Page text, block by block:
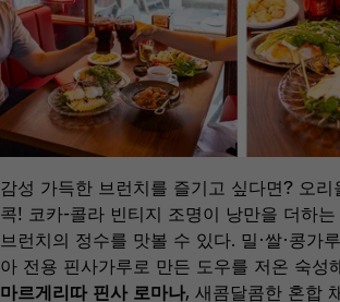
감성 가득한 브런치를 즐기고 싶다면? 오리
콕! 코카-콜라 빈티지 조명이 낭만을 더하
브런치의 정수를 맛볼 수 있다. 밀∙쌀∙콩가
아 전용 핀사가루로 만든 도우를 저온 숙성
마르게리따 핀사 로마나, 새콤달콤한 혼합